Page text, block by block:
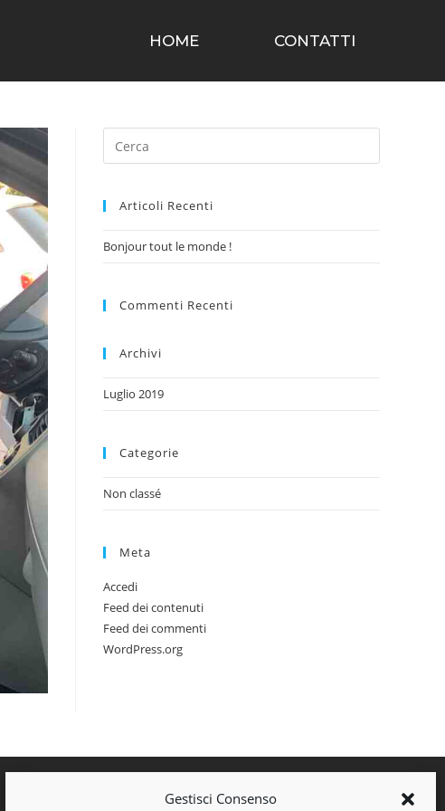
Gestisci Consenso
HOME CONTATTI
Articoli Recenti
Bonjour tout le monde !
Commenti Recenti
Archivi
Luglio 2019
Categorie
Non classé
Meta
Accedi
Feed dei contenuti
Feed dei commenti
WordPress.org